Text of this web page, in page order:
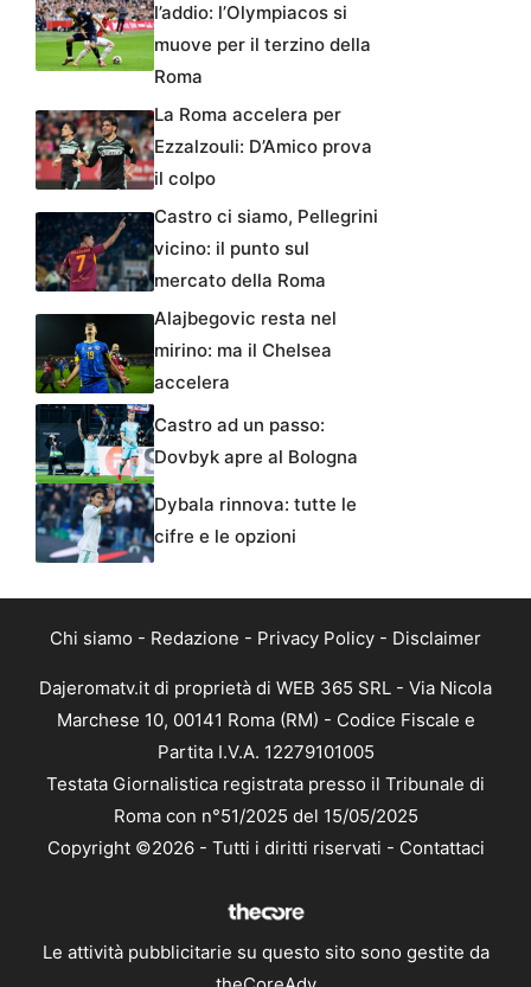
l’addio: l’Olympiacos si
muove per il terzino della
Roma
La Roma accelera per
Ezzalzouli: D’Amico prova
il colpo
Castro ci siamo, Pellegrini
vicino: il punto sul
mercato della Roma
Alajbegovic resta nel
mirino: ma il Chelsea
accelera
Castro ad un passo:
Dovbyk apre al Bologna
Dybala rinnova: tutte le
cifre e le opzioni
Chi siamo - Redazione - Privacy Policy - Disclaimer
Dajeromatv.it di proprietà di WEB 365 SRL - Via Nicola
Marchese 10, 00141 Roma (RM) - Codice Fiscale e
Partita I.V.A. 12279101005
Testata Giornalistica registrata presso il Tribunale di
Roma con n°51/2025 del 15/05/2025
Copyright ©2026 - Tutti i diritti riservati - Contattaci
Le attività pubblicitarie su questo sito sono gestite da